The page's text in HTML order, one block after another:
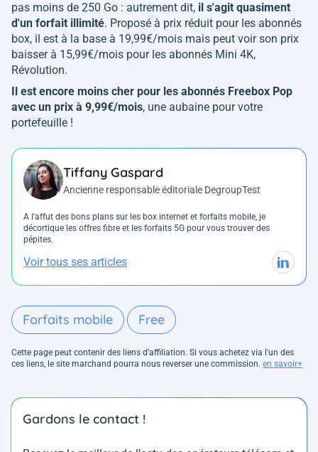
pas moins de 250 Go : autrement dit, il s'agit quasiment
d'un forfait illimité. Proposé à prix réduit pour les abonnés
box, il est à la base à 19,99€/mois mais peut voir son prix
baisser à 15,99€/mois pour les abonnés Mini 4K,
Révolution.
Il est encore moins cher pour les abonnés Freebox Pop
avec un prix à 9,99€/mois, une aubaine pour votre
portefeuille !
Tiffany Gaspard
Ancienne responsable éditoriale DegroupTest
A l'affut des bons plans sur les box internet et forfaits mobile, je
décortique les offres fibre et les forfaits 5G pour vous trouver des
pépites.
Voir tous ses articles
Forfaits mobile Free
Cette page peut contenir des liens d’affiliation. Si vous achetez via l'un des
ces liens, le site marchand pourra nous reverser une commission. en savoir+
Gardons le contact !